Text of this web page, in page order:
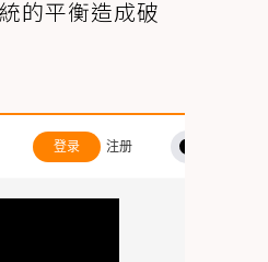
的平衡造成破